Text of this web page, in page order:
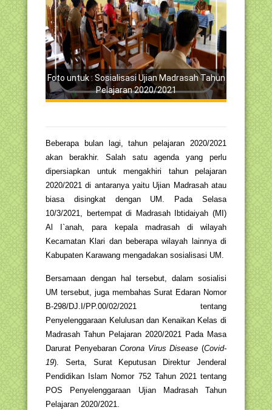
Foto untuk : Sosialisasi Ujian Madrasah Tahun
Pelajaran 2020/2021
Beberapa bulan lagi, tahun pelajaran 2020/2021
akan berakhir. Salah satu agenda yang perlu
dipersiapkan untuk mengakhiri tahun pelajaran
2020/2021 di antaranya yaitu Ujian Madrasah atau
biasa disingkat dengan UM. Pada Selasa
10/3/2021, bertempat di Madrasah Ibtidaiyah (MI)
Al I`anah, para kepala madrasah di wilayah
Kecamatan Klari dan beberapa wilayah lainnya di
Kabupaten Karawang mengadakan sosialisasi UM.
Bersamaan dengan hal tersebut, dalam sosialisi
UM tersebut, juga membahas Surat Edaran Nomor
B-298/DJ.I/PP.00/02/2021 tentang
Penyelenggaraan Kelulusan dan Kenaikan Kelas di
Madrasah Tahun Pelajaran 2020/2021 Pada Masa
Darurat PenyebaranCorona Virus Disease (Covid-
19). Serta, Surat Keputusan Direktur Jenderal
Pendidikan Islam Nomor 752 Tahun 2021 tentang
POS Penyelenggaraan Ujian Madrasah Tahun
Pelajaran 2020/2021.